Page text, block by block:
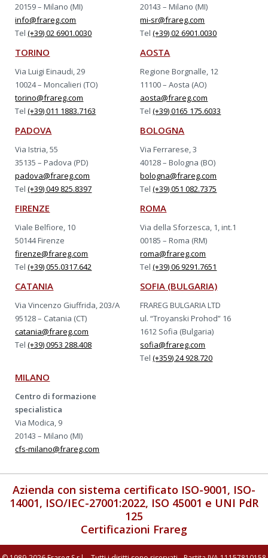
20159 – Milano (MI)
info@frareg.com
Tel(+39) 02 6901.0030
20143 – Milano (MI)
mi-sr@frareg.com
Tel(+39) 02 6901.0030
TORINO
Via Luigi Einaudi, 29
10024 – Moncalieri (TO)
torino@frareg.com
Tel(+39) 011 1883.7163
AOSTA
Regione Borgnalle, 12
11100 – Aosta (AO)
aosta@frareg.com
Tel(+39) 0165 175.6033
PADOVA
Via Istria, 55
35135 – Padova (PD)
padova@frareg.com
Tel(+39) 049 825.8397
BOLOGNA
Via Ferrarese, 3
40128 – Bologna (BO)
bologna@frareg.com
Tel(+39) 051 082.7375
FIRENZE
Viale Belfiore, 10
50144 Firenze
firenze@frareg.com
Tel(+39) 055.0317.642
ROMA
Via della Sforzesca, 1, int.1
00185 – Roma (RM)
roma@frareg.com
Tel(+39) 06 9291.7651
CATANIA
Via Vincenzo Giuffrida, 203/A
95128 – Catania (CT)
catania@frareg.com
Tel(+39) 0953 288.408
SOFIA (BULGARIA)
FRAREG BULGARIA LTD
ul. “Troyanski Prohod” 16
1612 Sofia (Bulgaria)
sofia@frareg.com
Tel(+359) 24 928.720
MILANO
Centro di formazione
specialistica
Via Modica, 9
20143 – Milano (MI)
cfs-milano@frareg.com
Azienda con sistema certificato ISO-9001, ISO-
14001, ISO/IEC-27001:2022, ISO 45001 e UNI PdR
125
Certificazioni Frareg